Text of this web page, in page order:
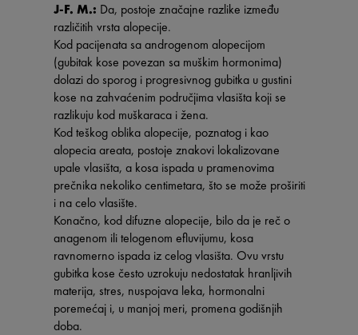
J-F. M.: Da, postoje značajne razlike između
različitih vrsta alopecije.
Kod pacijenata sa androgenom alopecijom
(gubitak kose povezan sa muškim hormonima)
dolazi do sporog i progresivnog gubitka u gustini
kose na zahvaćenim područjima vlasišta koji se
razlikuju kod muškaraca i žena.
Kod teškog oblika alopecije, poznatog i kao
alopecia areata, postoje znakovi lokalizovane
upale vlasišta, a kosa ispada u pramenovima
prečnika nekoliko centimetara, što se može proširiti
i na celo vlasište.
Konačno, kod difuzne alopecije, bilo da je reč o
anagenom ili telogenom efluvijumu, kosa
ravnomerno ispada iz celog vlasišta. Ovu vrstu
gubitka kose često uzrokuju nedostatak hranljivih
materija, stres, nuspojava leka, hormonalni
poremećaj i, u manjoj meri, promena godišnjih
doba.